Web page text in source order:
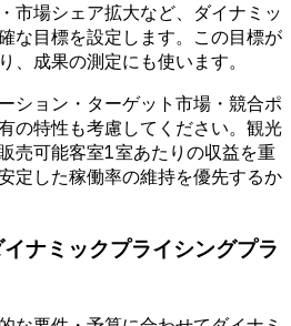
市場シェア拡大など、ダイナミッ
な目標を設定します。この目標が
、成果の測定にも使います。
ション・ターゲット市場・競合ポ
の特性も考慮してください。観光
売可能客室1室あたりの収益を重
定した稼働率の維持を優先するか
ナミックプライシングプラ